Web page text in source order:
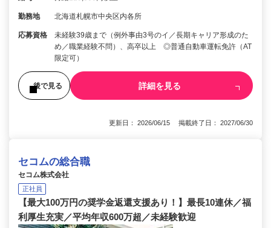
勤務地 北海道札幌市中央区内各所
応募資格
未経験39歳まで（例外事由3号のイ／長期キャリア形成のた
め／職業経験不問）、高卒以上 ◎普通自動車運転免許（AT
限定可）
後で見る 詳細を見る
更新日： 2026/06/15 掲載終了日： 2027/06/30
セコムの総合職
セコム株式会社
正社員
【最大100万円の奨学金返還支援あり！】最長10連休／福
利厚生充実／平均年収600万超／未経験歓迎